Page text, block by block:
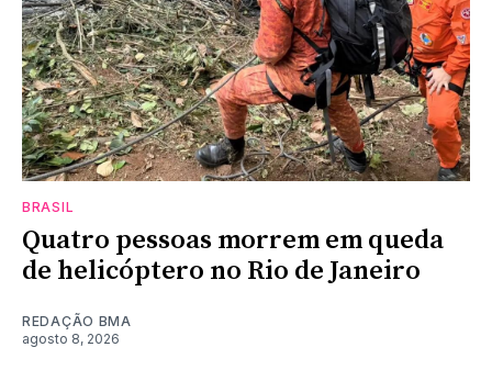
BRASIL
Quatro pessoas morrem em queda
de helicóptero no Rio de Janeiro
REDAÇÃO BMA
agosto 8, 2026